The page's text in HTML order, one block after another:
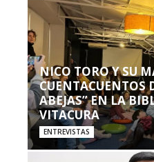
NICO TORO Y SU
CUENTACUENTOS
ABEJAS” EN LA
VITACURA
ENTREVISTAS